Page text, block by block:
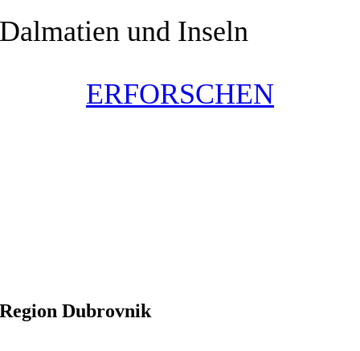
Dalmatien und Inseln
ERFORSCHEN
Region Dubrovnik